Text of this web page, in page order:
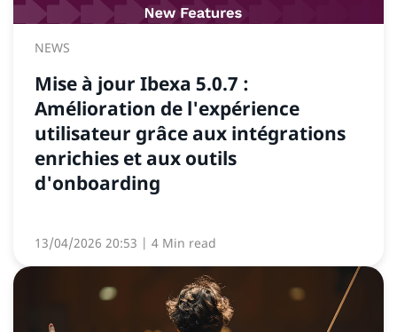
NEWS
Mise à jour Ibexa 5.0.7 :
Amélioration de l'expérience
utilisateur grâce aux intégrations
enrichies et aux outils
d'onboarding
13/04/2026 20:53 | 4 Min read